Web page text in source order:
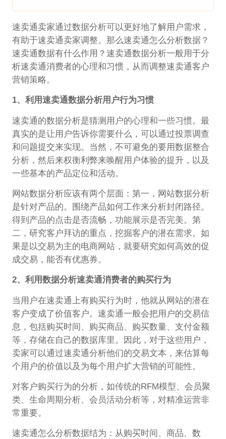
速卖通卖家通过数据分析可以更好地了解用户需求，
有助于速卖通卖家调整。那么速卖通怎么分析数据？
速卖通数据有什么作用？速卖通数据分析一般用于分
析速卖通消费者的心理和习惯，从而调整速卖通客户
营销策略。
1、利用速卖通数据分析用户行为习惯
速卖通的数据分析是猜测用户的心理和一些习惯。最
真实的是让用户告诉你需要什么，可以通过投票调查
和问题提交来实现。当然，不可避免的要用数据整合
分析，然后来权衡利弊来唤醒用户体验的提升，以及
一些基本的产品定位和活动。
网站数据分析应该有两个层面：第一，网站数据分析
是针对产品的。围绕产品如何工作来分析封闭路径。
得到产品的点击是否流畅，功能展示是否完美。第
二，研究客户拜访的重点，挖掘客户的潜在需求。如
果是以交易为主的电商网站，就要研究如何高效的促
成交易，能否有优惠券。
2、利用数据分析速卖通消费者的购买行为
当用户在速卖通上有购买行为时，他就从网站的潜在
客户变成了价值客户。速卖通一般会把用户的交易信
息，包括购买时间、购买商品、购买数量、支付金额
等，存储在自己的数据库里。因此，对于这些用户，
卖家可以通过速卖通分析他们的交易文本，来估算每
个用户的价值以及为每个用户扩大营销的可能性。
对客户购买行为的分析，如传统的RFM模型、会员聚
类、生命周期分析、会员活动分析等，对精准运营非
常重要。
速卖通怎么分析数据结为：从购买时间、商品、数